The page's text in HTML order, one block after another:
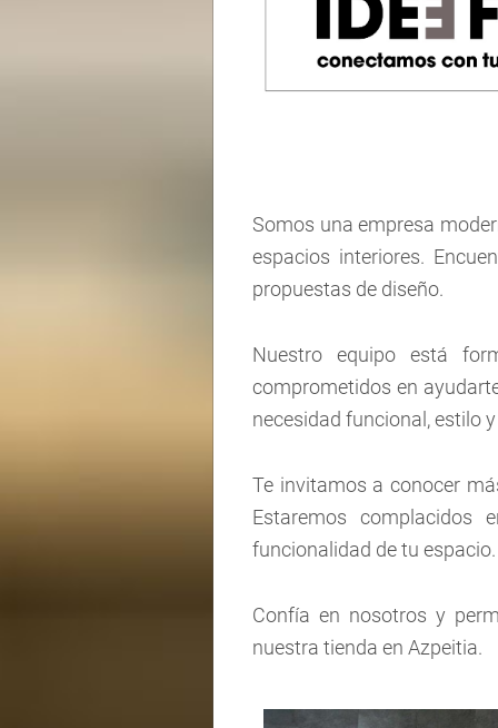
Somos una empresa
espacios interiores.
propuestas de diseño.
Nuestro equipo está
comprometidos en
necesidad funcional, estilo
Te invitamos a conocer
Estaremos
funcionalidad de tu espacio.
Confía en nosotros y
nuestra tienda en Azpeitia.